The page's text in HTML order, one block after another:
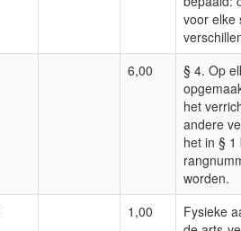
voor elke
6,00
§ 4. Op
het
andere
het in § 1
worden.
1,00
Fysieke